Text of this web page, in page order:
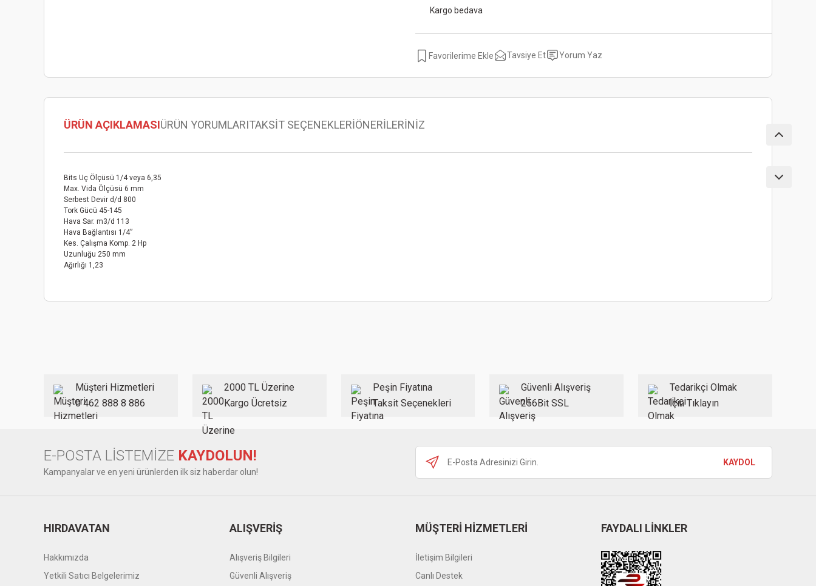
Kargo bedava
Tavsiye Et Yorum Yaz
ÜRÜN AÇIKLAMASIÜRÜN YORUMLARITAKSİT SEÇENEKLERİÖNERİLERİNİZ
Bits Uç Ölçüsü 1/4 veya 6,35
Max. Vida Ölçüsü 6 mm
Serbest Devir d/d 800
Tork Gücü 45-145
Hava Sar. m3/d 113
Hava Bağlantısı 1/4”
Kes. Çalışma Komp. 2 Hp
Uzunluğu 250 mm
Ağırlığı 1,23
Ürün bilgilerinde hatalar bulunuyor.
Ürün fiyatı diğer sitelerden daha pahalı.
Bu ürüne benzer farklı alternatifler olmalı.
Gönder
Müşteri Hizmetleri
0 462 888 8 886
2000 TL Üzerine
Kargo Ücretsiz
Peşin Fiyatına
Taksit Seçenekleri
Güvenli Alışveriş
256Bit SSL
Tedarikçi Olmak
İçin Tıklayın
E-POSTA LİSTEMİZE KAYDOLUN!
Kampanyalar ve en yeni ürünlerden ilk siz haberdar olun!
KAYDOL
HIRDAVATAN
Hakkımızda
Yetkili Satıcı Belgelerimiz
ALIŞVERİŞ
Alışveriş Bilgileri
Güvenli Alışveriş
MÜŞTERİ HİZMETLERİ
İletişim Bilgileri
Canlı Destek
FAYDALI LİNKLER